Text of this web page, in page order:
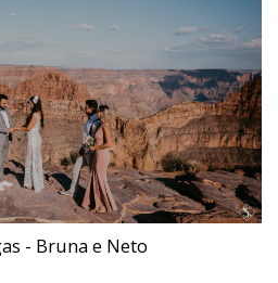
- Bruna e Neto